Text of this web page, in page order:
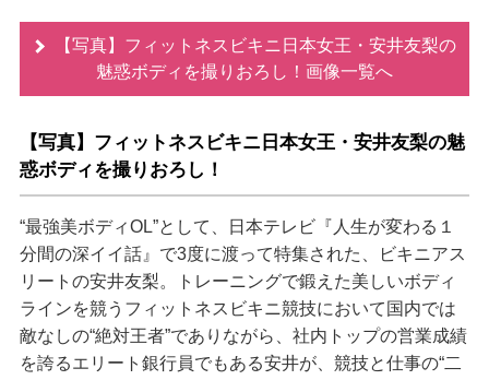
【写真】フィットネスビキニ日本女王・安井友梨の
魅惑ボディを撮りおろし！画像一覧へ
【写真】フィットネスビキニ日本女王・安井友梨の魅
惑ボディを撮りおろし！
“最強美ボディOL”として、日本テレビ『人生が変わる１
分間の深イイ話』で3度に渡って特集された、ビキニアス
リートの安井友梨。トレーニングで鍛えた美しいボディ
ラインを競うフィットネスビキニ競技において国内では
敵なしの“絶対王者”でありながら、社内トップの営業成績
を誇るエリート銀行員でもある安井が、競技と仕事の“二